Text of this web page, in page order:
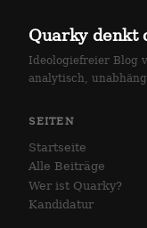
Quarky denkt
Ideologiefreier Blog
analytisch,
SEITEN
Startseite
Alle Beiträge
Wer ist Quarky?
Kandidatur